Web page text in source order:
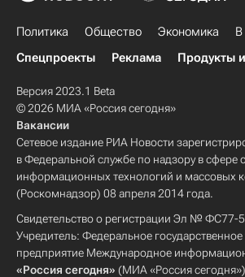
Политика Общество Экономика
Спецпроекты
Реклама Продукты
Версия 2023.1 Beta
© 2026 МИА «Россия сегодня»
Вакансии
Сетевое издание РИА Новости
в Федеральной службе по надзору в сфере
информационных технологий и массовых
(Роскомнадзор) 08 апреля 2014 года.
Свидетельство о регистрации Эл № ФС77-
Учредитель: Федеральное государственное
предприятие Международное
«Россия сегодня» (МИА «Россия